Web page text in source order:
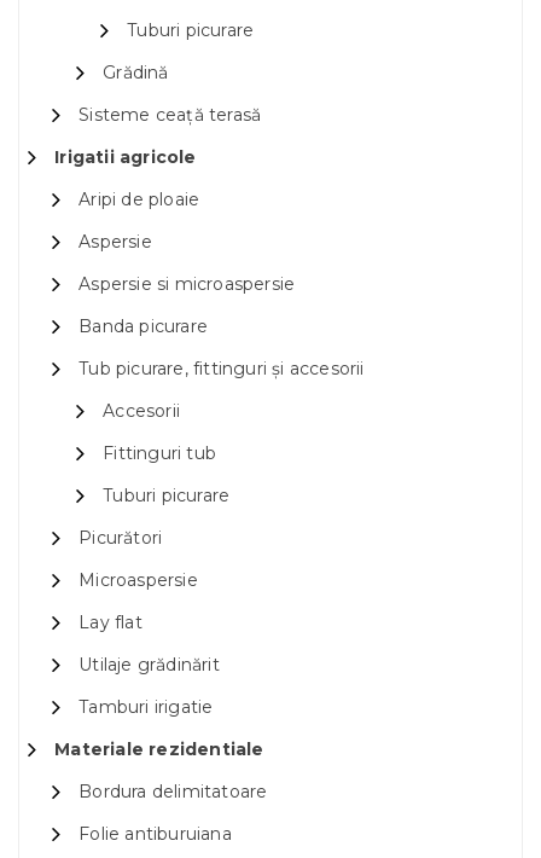
Tuburi picurare
Grădină
Sisteme ceață terasă
Irigatii agricole
Aripi de ploaie
Aspersie
Aspersie si microaspersie
Banda picurare
Tub picurare, fittinguri și accesorii
Accesorii
Fittinguri tub
Tuburi picurare
Picurători
Microaspersie
Lay flat
Utilaje grădinărit
Tamburi irigatie
Materiale rezidentiale
Bordura delimitatoare
Folie antiburuiana